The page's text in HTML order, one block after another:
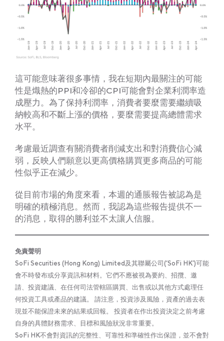
這可能意味著很多事情，我在短期內最關注的可能
性是熾熱的PPI和冷卻的CPI可能會對企業利潤率造
成壓力。為了保持利潤率，消費者要麼需要繼續吸
納較高和不斷上漲的價格，要麼需要提高總體需求
水平。
考慮最近調查有關消費者削減支出和對消費信心減
弱，反映人們願意以更高價格購買更多商品的可能
性似乎正在減少。
從目前市場的角度來看，本週的通脹報告被認為是
明確的積極消息。然而，我認為這些報告提供不一
的消息，取得的勝利並不太讓人信服。
免責聲明
SoFi Securities (Hong Kong) Limited及其聯屬公司(‘SoFi HK’)可能
會不時發布或分享資訊和材料。它們不應被視為要約、招攬、邀
請、投資建議、在任何司法管轄區購買、出售或以其他方式處理任
何投資工具或產品的建議。 請注意，投資涉及風險，資產的過去表
現並不能保證未來的結果或回報。 投資者在作出投資決定之前考慮
自身的具體財務需求、目標和風險狀況非常重要。
SoFi HK不會對資訊的完整性、可靠性和準確性作出保證，並不會對